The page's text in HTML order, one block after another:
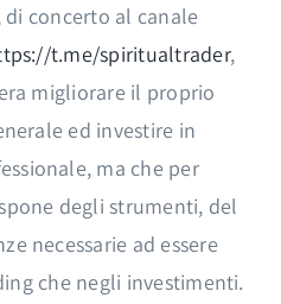
concerto al canale
t.me/spiritualtrader,
migliorare il proprio
ed investire in
ma che per
degli strumenti, del
necessarie ad essere
che negli investimenti.